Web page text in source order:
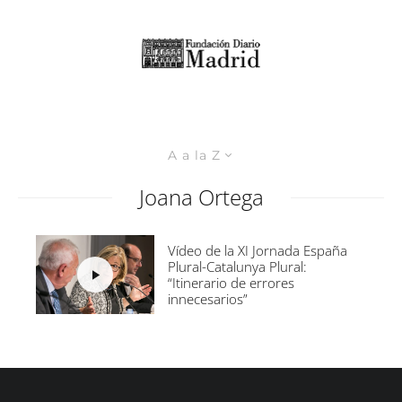
A a la Z
Joana Ortega
Vídeo de la XI Jornada España
Plural-Catalunya Plural:
“Itinerario de errores
innecesarios”